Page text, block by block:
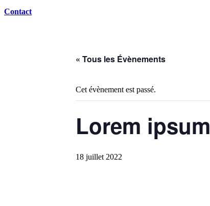
Contact
« Tous les Évènements
Cet évènement est passé.
Lorem ipsum
18 juillet 2022